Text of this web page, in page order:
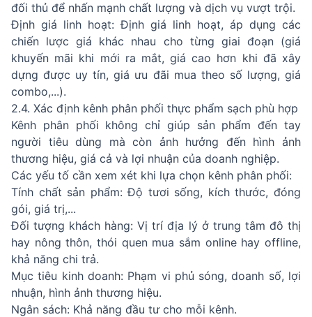
đối thủ để nhấn mạnh chất lượng và dịch vụ vượt trội.
Định giá linh hoạt: Định giá linh hoạt, áp dụng các
chiến lược giá khác nhau cho từng giai đoạn (giá
khuyến mãi khi mới ra mắt, giá cao hơn khi đã xây
dựng được uy tín, giá ưu đãi mua theo số lượng, giá
combo,...).
2.4. Xác định kênh phân phối thực phẩm sạch phù hợp
Kênh phân phối không chỉ giúp sản phẩm đến tay
người tiêu dùng mà còn ảnh hưởng đến hình ảnh
thương hiệu, giá cả và lợi nhuận của doanh nghiệp.
Các yếu tố cần xem xét khi lựa chọn kênh phân phối:
Tính chất sản phẩm: Độ tươi sống, kích thước, đóng
gói, giá trị,...
Đối tượng khách hàng: Vị trí địa lý ở trung tâm đô thị
hay nông thôn, thói quen mua sắm online hay offline,
khả năng chi trả.
Mục tiêu kinh doanh: Phạm vi phủ sóng, doanh số, lợi
nhuận, hình ảnh thương hiệu.
Ngân sách: Khả năng đầu tư cho mỗi kênh.